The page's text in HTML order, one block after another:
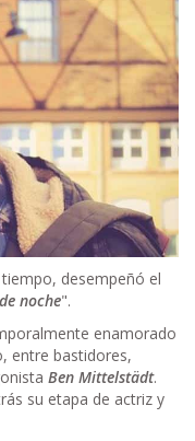
desempeñó el
noche".
enamorado
entre bastidores,
Ben Mittelstädt.
su etapa de actriz y